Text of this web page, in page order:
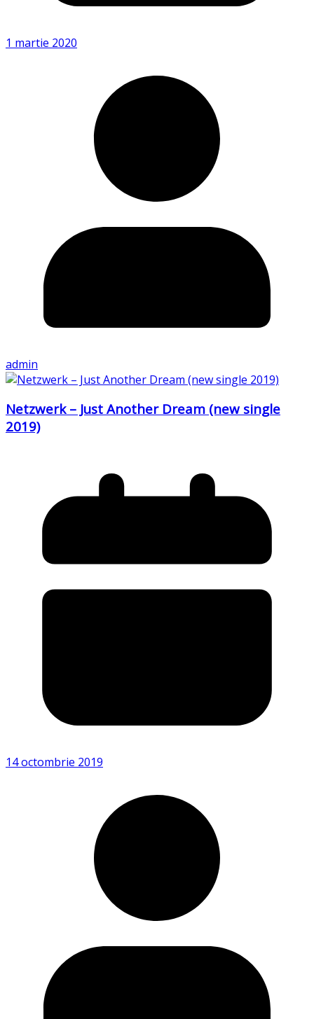
1 martie 2020
admin
Netzwerk – Just Another Dream (new single
2019)
14 octombrie 2019